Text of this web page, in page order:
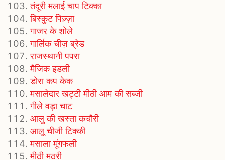
तंदूरी मलाई चाप टिक्का
बिस्कुट पिज़्ज़ा
गाजर के शोले
गार्लिक चीज़ ब्रेड
राजस्‍थानी पपरा
मैजिक इडली
डोरा कप केक
मसालेदार खट्टी मीठी आम की सब्जी
गीले वड़ा चाट
आलु की खस्ता कचौरी
आलू चीजी टिक्की
मसाला मूंगफली
मीठी मठरी